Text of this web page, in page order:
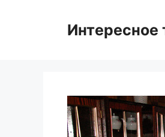
Интересное